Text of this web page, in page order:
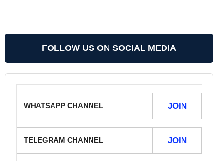
FOLLOW US ON SOCIAL MEDIA
WHATSAPP CHANNEL JOIN
TELEGRAM CHANNEL JOIN